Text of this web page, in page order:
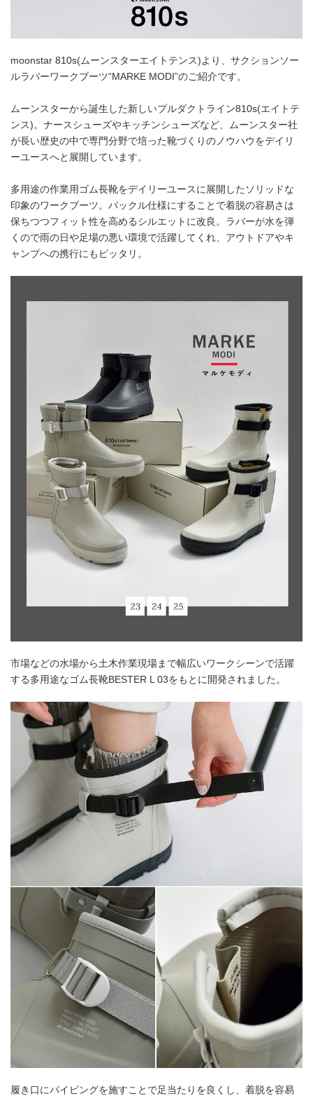
moonstar 810s(ムーンスターエイトテンス)より、サクションソー
ルラバーワークブーツ“MARKE MODI”のご紹介です。
ムーンスターから誕生した新しいプルダクトライン810s(エイトテ
ンス)。ナースシューズやキッチンシューズなど、ムーンスター社
が長い歴史の中で専門分野で培った靴づくりのノウハウをデイリ
ーユースへと展開しています。
多用途の作業用ゴム長靴をデイリーユースに展開したソリッドな
印象のワークブーツ。バックル仕様にすることで着脱の容易さは
保ちつつフィット性を高めるシルエットに改良。ラバーが水を弾
くので雨の日や足場の悪い環境で活躍してくれ、アウトドアやキ
ャンプへの携行にもピッタリ。
市場などの水場から土木作業現場まで幅広いワークシーンで活躍
する多用途なゴム長靴BESTER L 03をもとに開発されました。
履き口にパイピングを施すことで足当たりを良くし、着脱を容易